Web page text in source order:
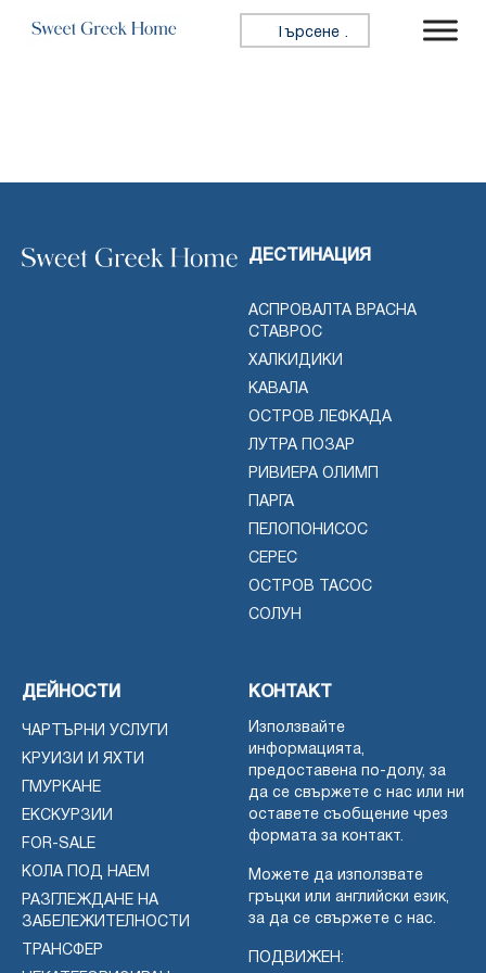
Търсене за:
ДЕСТИНАЦИЯ
АСПРОВАЛТА ВРАСНА
СТАВРОС
ХАЛКИДИКИ
КАВАЛА
ОСТРОВ ЛЕФКАДА
ЛУТРА ПОЗАР
РИВИЕРА ОЛИМП
ПАРГА
ПЕЛОПОНИСОС
СЕРЕС
ОСТРОВ ТАСОС
СОЛУН
ДЕЙНОСТИ
ЧАРТЪРНИ УСЛУГИ
КРУИЗИ И ЯХТИ
ГМУРКАНЕ
ЕКСКУРЗИИ
FOR-SALE
КОЛА ПОД НАЕМ
РАЗГЛЕЖДАНЕ НА
ЗАБЕЛЕЖИТЕЛНОСТИ
ТРАНСФЕР
КОНТАКТ
Използвайте
информацията,
предоставена по-долу, за
да се свържете с нас или ни
оставете съобщение чрез
формата за контакт.
Можете да използвате
гръцки или английски език,
за да се свържете с нас.
ПОДВИЖЕН: